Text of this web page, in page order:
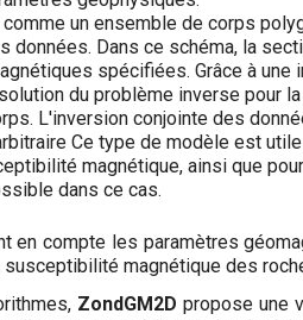
un ensemble de corps
données. Dans ce schéma, la
spécifiées. Grâce à une
du problème inverse pour
L'inversion conjointe des
Ce type de modèle est
magnétique, ainsi que
dans ce cas.
en compte les paramètres
susceptibilité magnétique des
ZondGM2D propose une